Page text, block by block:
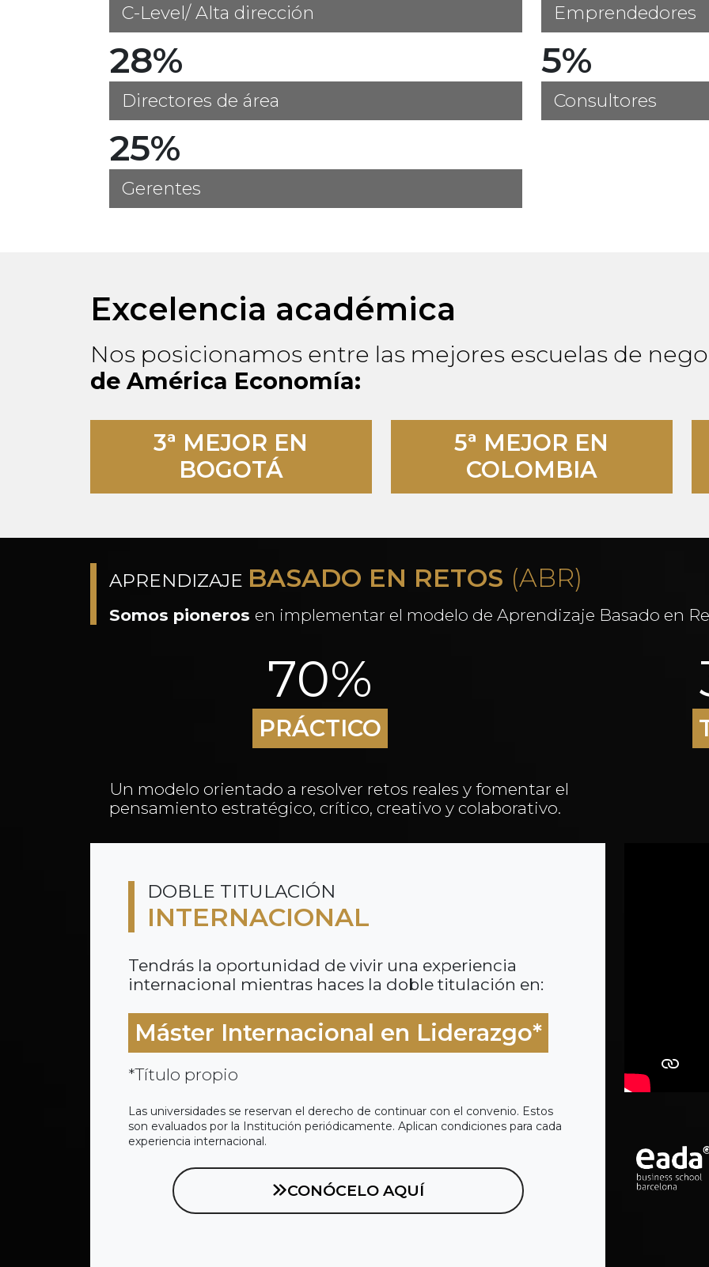
C-Level/ Alta dirección
28%
Directores de área
25%
Gerentes
Emprendedores
5%
Consultores
Excelencia académica
Nos posicionamos entre las mejores escuelas de
de América Economía:
3ª MEJOR EN
BOGOTÁ
5ª MEJOR EN
COLOMBIA
APRENDIZAJE BASADO EN RETOS (ABR)
Somos pioneros en implementar el modelo de Aprendizaje Basado en
70%
PRÁCTICO
Un modelo orientado a resolver retos reales y fomentar el
pensamiento estratégico, crítico, creativo y colaborativo.
DOBLE TITULACIÓN
INTERNACIONAL
Tendrás la oportunidad de vivir una experiencia
internacional mientras haces la doble titulación en:
Máster Internacional en Liderazgo*
*Título propio
Las universidades se reservan el derecho de continuar con el convenio. Estos
son evaluados por la Institución periódicamente. Aplican condiciones para cada
experiencia internacional.
CONÓCELO AQUÍ